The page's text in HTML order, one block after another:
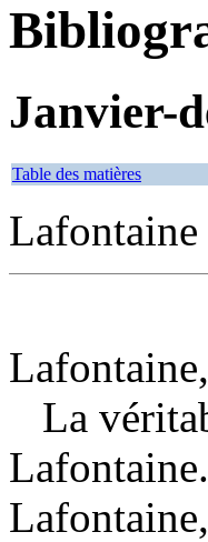
Janvier-
Table des matières
Lafontaine
La